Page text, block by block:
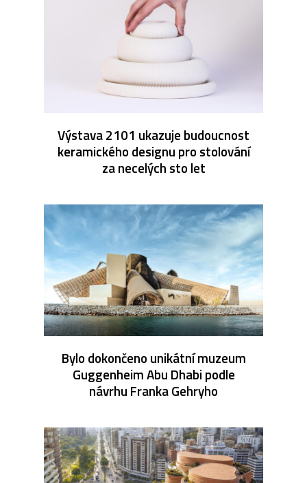
Výstava 2101 ukazuje budoucnost
keramického designu pro stolování
za necelých sto let
Bylo dokončeno unikátní muzeum
Guggenheim Abu Dhabi podle
návrhu Franka Gehryho